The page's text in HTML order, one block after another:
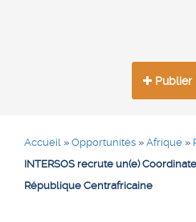
Publier
Accueil » Opportunités » Afrique »
INTERSOS recrute un(e)
République Centrafricaine